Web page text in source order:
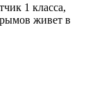
1 класса,
живет в